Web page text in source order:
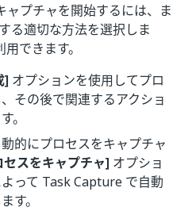
ャプチャを開始するには、ま
る適切な方法を選択しま
できます。
] オプションを使用してプロ
その後で関連するアクショ
。
的にプロセスをキャプチャ
セスをキャプチャ] オプショ
って Task Capture で自動
す。